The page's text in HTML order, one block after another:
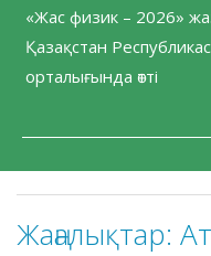
«Жас физик – 2026»
Қазақстан
орталығында өтті
Жаңалықтар: